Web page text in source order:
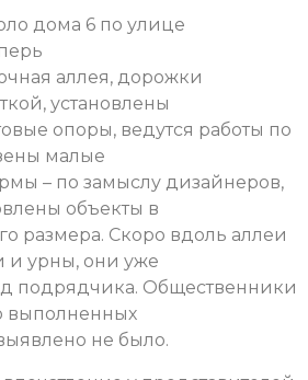
дома 6 по улице
аллея, дорожки
установлены
опоры, ведутся работы по
малые
– по замыслу дизайнеров,
объекты в
размера. Скоро вдоль аллеи
и урны, они уже
подрядчика. Общественники
выполненных
не было.